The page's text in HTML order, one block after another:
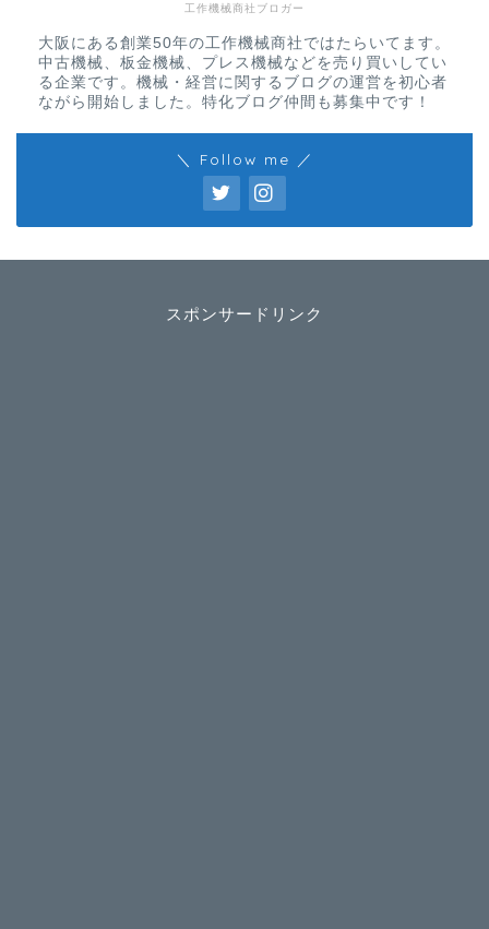
工作機械商社ブロガー
大阪にある創業50年の工作機械商社ではたらいてます。
中古機械、板金機械、プレス機械などを売り買いしてい
る企業です。機械・経営に関するブログの運営を初心者
ながら開始しました。特化ブログ仲間も募集中です！
＼ Follow me ／
スポンサードリンク